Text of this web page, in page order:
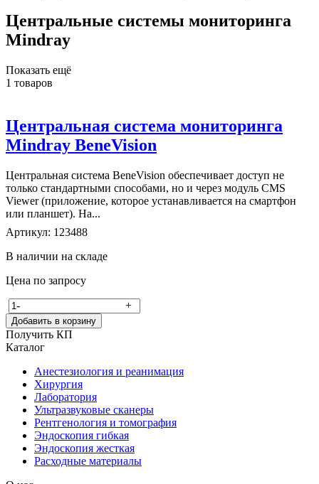
Центральные системы мониторинга
Mindray
Показать ещё
1 товаров
Центральная система мониторинга
Mindray BeneVision
Центральная система BeneVision обеспечивает доступ не
только стандартными способами, но и через модуль СMS
Viewer (приложение, которое устанавливается на смартфон
или планшет). На...
Артикул: 123488
В наличии на складе
Цена по запросу
- +
Добавить в корзину
Получить КП
Каталог
Анестезиология и реанимация
Хирургия
Лаборатория
Ультразвуковые сканеры
Рентгенология и томография
Эндоскопия гибкая
Эндоскопия жесткая
Расходные материалы